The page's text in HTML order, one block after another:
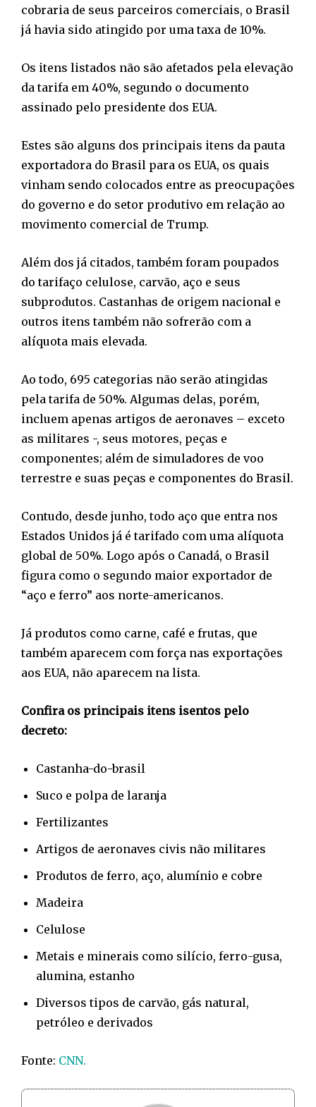
cobraria de seus parceiros comerciais, o Brasil
já havia sido atingido por uma taxa de 10%.
Os itens listados não são afetados pela elevação
da tarifa em 40%, segundo o documento
assinado pelo presidente dos EUA.
Estes são alguns dos principais itens da pauta
exportadora do Brasil para os EUA, os quais
vinham sendo colocados entre as preocupações
do governo e do setor produtivo em relação ao
movimento comercial de Trump.
Além dos já citados, também foram poupados
do tarifaço celulose, carvão, aço e seus
subprodutos. Castanhas de origem nacional e
outros itens também não sofrerão com a
alíquota mais elevada.
Ao todo, 695 categorias não serão atingidas
pela tarifa de 50%. Algumas delas, porém,
incluem apenas artigos de aeronaves – exceto
as militares -, seus motores, peças e
componentes; além de simuladores de voo
terrestre e suas peças e componentes do Brasil.
Contudo, desde junho, todo aço que entra nos
Estados Unidos já é tarifado com uma alíquota
global de 50%. Logo após o Canadá, o Brasil
figura como o segundo maior exportador de
“aço e ferro” aos norte-americanos.
Já produtos como carne, café e frutas, que
também aparecem com força nas exportações
aos EUA, não aparecem na lista.
Confira os principais itens isentos pelo
decreto:
Castanha-do-brasil
Suco e polpa de laranja
Fertilizantes
Artigos de aeronaves civis não militares
Produtos de ferro, aço, alumínio e cobre
Madeira
Celulose
Metais e minerais como silício, ferro-gusa,
alumina, estanho
Diversos tipos de carvão, gás natural,
petróleo e derivados
Fonte: CNN.